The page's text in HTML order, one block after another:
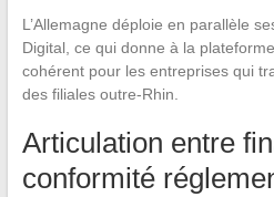
L’Allemagne déploie en parallèle
Digital, ce qui donne à la
cohérent pour les entreprises qui
des filiales outre-Rhin.
Articulation entre
conformité